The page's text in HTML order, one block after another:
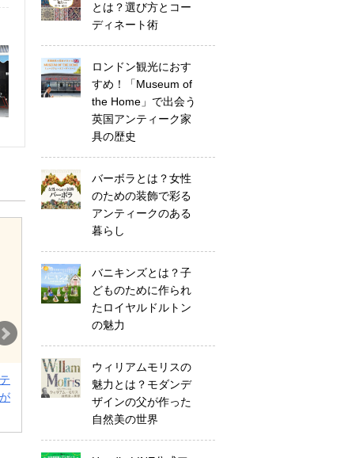
とは？選び方とコー
ディネート術
ロンドン観光におす
すめ！「Museum of
the Home」で出会う
英国アンティーク家
具の歴史
バーボラとは？女性
のための装飾で彩る
アンティークのある
暮らし
バニキンズとは？子
どものために作られ
たロイヤルドルトン
の魅力
ウィリアムモリスの
魅力とは？モダンデ
ザインの父が作った
自然美の世界